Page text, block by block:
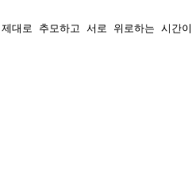
대로 추모하고 서로 위로하는 시간